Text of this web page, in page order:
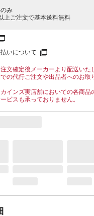
み
上ご注文で基本送料無料
いについて
文確定後メーカーより配送いた
の代行ご注文や出品者へのお取
インズ実店舗においての各商品
ビスも承っておりません。